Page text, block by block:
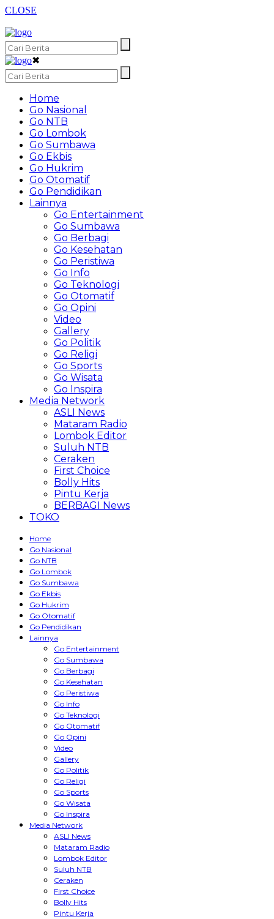
CLOSE
✖
Home
Go Nasional
Go NTB
Go Lombok
Go Sumbawa
Go Ekbis
Go Hukrim
Go Otomatif
Go Pendidikan
Lainnya
Go Entertainment
Go Sumbawa
Go Berbagi
Go Kesehatan
Go Peristiwa
Go Info
Go Teknologi
Go Otomatif
Go Opini
Video
Gallery
Go Politik
Go Religi
Go Sports
Go Wisata
Go Inspira
Media Network
ASLI News
Mataram Radio
Lombok Editor
Suluh NTB
Ceraken
First Choice
Bolly Hits
Pintu Kerja
BERBAGI News
TOKO
Home
Go Nasional
Go NTB
Go Lombok
Go Sumbawa
Go Ekbis
Go Hukrim
Go Otomatif
Go Pendidikan
Lainnya
Go Entertainment
Go Sumbawa
Go Berbagi
Go Kesehatan
Go Peristiwa
Go Info
Go Teknologi
Go Otomatif
Go Opini
Video
Gallery
Go Politik
Go Religi
Go Sports
Go Wisata
Go Inspira
Media Network
ASLI News
Mataram Radio
Lombok Editor
Suluh NTB
Ceraken
First Choice
Bolly Hits
Pintu Kerja